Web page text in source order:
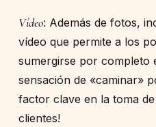
Vídeo: Además de fotos,
vídeo que permite a los
sumergirse por completo
sensación de «caminar»
factor clave en la toma
clientes!